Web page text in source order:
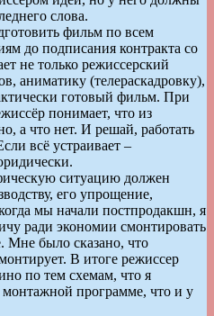
слова.
фильм по всем
до подписания контракта со
не только режиссерский
аниматику (телераскадровку),
готовый фильм. При
понимает, что из
а что нет. И решай, работать
всё устраивает –
ситуацию должен
его упрощение,
мы начали постпродакшн, я
ради экономии смонтировать
Мне было сказано, что
В итоге режиссер
по тем схемам, что я
программе, что и у